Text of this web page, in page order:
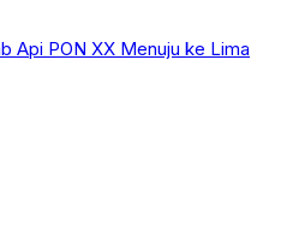
Api PON XX Menuju ke Lima